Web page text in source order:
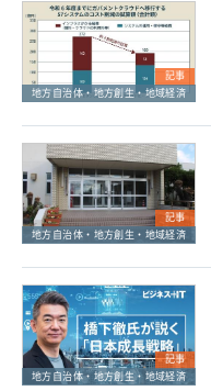
記事
地方自治体・地方創生・地域経済
記事
地方自治体・地方創生・地域経済
記事
地方自治体・地方創生・地域経済